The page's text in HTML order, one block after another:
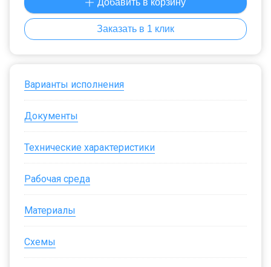
Добавить в корзину
Заказать в 1 клик
Варианты исполнения
Документы
Технические характеристики
Рабочая среда
Материалы
Схемы